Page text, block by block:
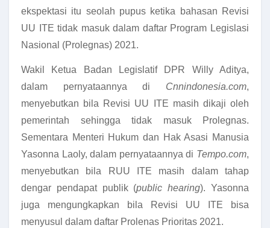
ekspektasi itu seolah pupus ketika bahasan Revisi
UU ITE tidak masuk dalam daftar Program Legislasi
Nasional (Prolegnas) 2021.
Wakil Ketua Badan Legislatif DPR Willy Aditya,
dalam pernyataannya di Cnnindonesia.com,
menyebutkan bila Revisi UU ITE masih dikaji oleh
pemerintah sehingga tidak masuk Prolegnas.
Sementara Menteri Hukum dan Hak Asasi Manusia
Yasonna Laoly, dalam pernyataannya di Tempo.com,
menyebutkan bila RUU ITE masih dalam tahap
dengar pendapat publik (public hearing). Yasonna
juga mengungkapkan bila Revisi UU ITE bisa
menyusul dalam daftar Prolenas Prioritas 2021.